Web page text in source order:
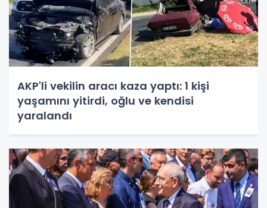
AKP'li vekilin aracı kaza yaptı: 1 kişi
yaşamını yitirdi, oğlu ve kendisi
yaralandı